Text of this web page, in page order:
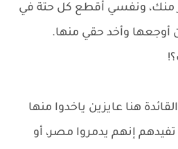
منك، ونفسي أقطع كل حتة في
وأخد حقي منها.
هنا عايزين ياخدوا منها
إنهم يدمروا مصر، أو